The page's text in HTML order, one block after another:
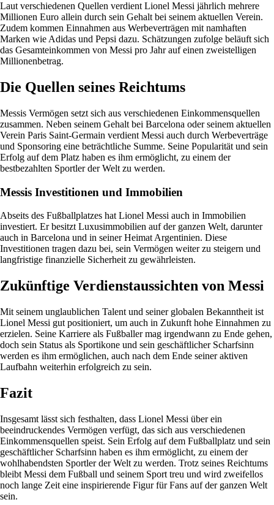
Laut verschiedenen Quellen verdient Lionel Messi jährlich mehrere
Millionen Euro allein durch sein Gehalt bei seinem aktuellen Verein.
Zudem kommen Einnahmen aus Werbeverträgen mit namhaften
Marken wie Adidas und Pepsi dazu. Schätzungen zufolge beläuft sich
das Gesamteinkommen von Messi pro Jahr auf einen zweistelligen
Millionenbetrag.
Die Quellen seines Reichtums
Messis Vermögen setzt sich aus verschiedenen Einkommensquellen
zusammen. Neben seinem Gehalt bei Barcelona oder seinem aktuellen
Verein Paris Saint-Germain verdient Messi auch durch Werbeverträge
und Sponsoring eine beträchtliche Summe. Seine Popularität und sein
Erfolg auf dem Platz haben es ihm ermöglicht, zu einem der
bestbezahlten Sportler der Welt zu werden.
Messis Investitionen und Immobilien
Abseits des Fußballplatzes hat Lionel Messi auch in Immobilien
investiert. Er besitzt Luxusimmobilien auf der ganzen Welt, darunter
auch in Barcelona und in seiner Heimat Argentinien. Diese
Investitionen tragen dazu bei, sein Vermögen weiter zu steigern und
langfristige finanzielle Sicherheit zu gewährleisten.
Zukünftige Verdienstaussichten von Messi
Mit seinem unglaublichen Talent und seiner globalen Bekanntheit ist
Lionel Messi gut positioniert, um auch in Zukunft hohe Einnahmen zu
erzielen. Seine Karriere als Fußballer mag irgendwann zu Ende gehen,
doch sein Status als Sportikone und sein geschäftlicher Scharfsinn
werden es ihm ermöglichen, auch nach dem Ende seiner aktiven
Laufbahn weiterhin erfolgreich zu sein.
Fazit
Insgesamt lässt sich festhalten, dass Lionel Messi über ein
beeindruckendes Vermögen verfügt, das sich aus verschiedenen
Einkommensquellen speist. Sein Erfolg auf dem Fußballplatz und sein
geschäftlicher Scharfsinn haben es ihm ermöglicht, zu einem der
wohlhabendsten Sportler der Welt zu werden. Trotz seines Reichtums
bleibt Messi dem Fußball und seinem Sport treu und wird zweifellos
noch lange Zeit eine inspirierende Figur für Fans auf der ganzen Welt
sein.